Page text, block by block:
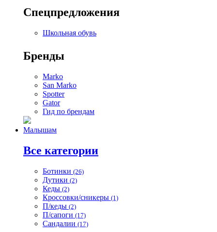
Спецпредложения
Школьная обувь
Бренды
Marko
San Marko
Spotter
Gator
Гид по брендам
Малышам
Все категории
Ботинки (26)
Дутики (2)
Кеды (2)
Кроссовки/сникеры (1)
П/кеды (2)
П/сапоги (17)
Сандалии (17)